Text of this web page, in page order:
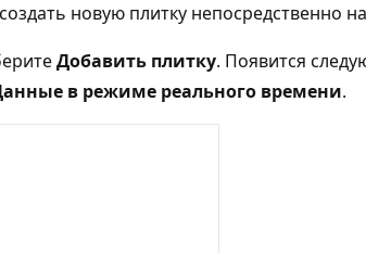
новую плитку непосредственно
Добавить плитку. Появится
в режиме реального времени.